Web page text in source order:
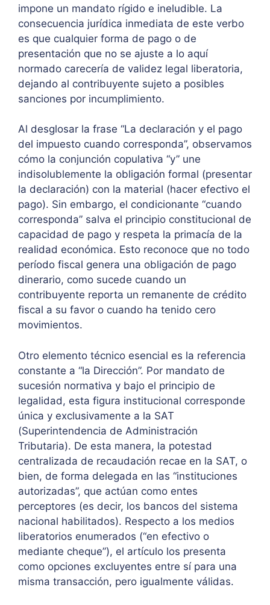
impone un mandato rígido e ineludible. La
consecuencia jurídica inmediata de este verbo
es que cualquier forma de pago o de
presentación que no se ajuste a lo aquí
normado carecería de validez legal liberatoria,
dejando al contribuyente sujeto a posibles
sanciones por incumplimiento.
Al desglosar la frase “La declaración y el pago
del impuesto cuando corresponda”, observamos
cómo la conjunción copulativa “y” une
indisolublemente la obligación formal (presentar
la declaración) con la material (hacer efectivo el
pago). Sin embargo, el condicionante “cuando
corresponda” salva el principio constitucional de
capacidad de pago y respeta la primacía de la
realidad económica. Esto reconoce que no todo
período fiscal genera una obligación de pago
dinerario, como sucede cuando un
contribuyente reporta un remanente de crédito
fiscal a su favor o cuando ha tenido cero
movimientos.
Otro elemento técnico esencial es la referencia
constante a “la Dirección”. Por mandato de
sucesión normativa y bajo el principio de
legalidad, esta figura institucional corresponde
única y exclusivamente a la SAT
(Superintendencia de Administración
Tributaria). De esta manera, la potestad
centralizada de recaudación recae en la SAT, o
bien, de forma delegada en las “instituciones
autorizadas”, que actúan como entes
perceptores (es decir, los bancos del sistema
nacional habilitados). Respecto a los medios
liberatorios enumerados (“en efectivo o
mediante cheque”), el artículo los presenta
como opciones excluyentes entre sí para una
misma transacción, pero igualmente válidas.